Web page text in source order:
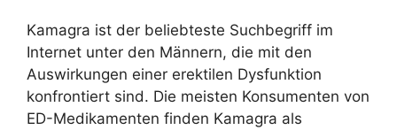
Kamagra ist der beliebteste Suchbegriff im
Internet unter den Männern, die mit den
Auswirkungen einer erektilen Dysfunktion
konfrontiert sind. Die meisten Konsumenten von
ED-Medikamenten finden Kamagra als